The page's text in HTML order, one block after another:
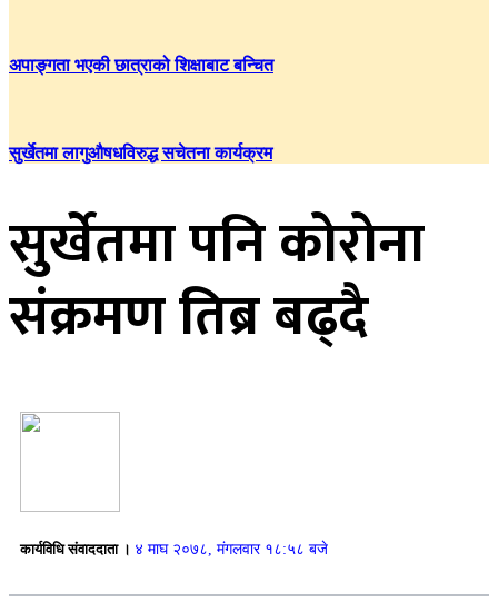
अपाङ्गता भएकी छात्राको शिक्षाबाट बन्चित
सुर्खेतमा लागुऔषधविरुद्ध सचेतना कार्यक्रम
सुर्खेतमा पनि कोरोना
संक्रमण तिब्र बढ्दै
कार्यविधि संवाददाता । ४ माघ २०७८, मंगलवार १८:५८ बजे